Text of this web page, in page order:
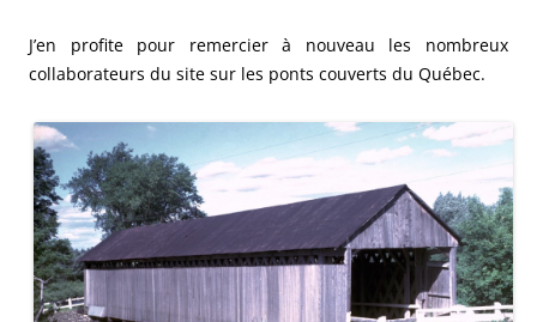
J’en profite pour remercier à nouveau les nombreux
collaborateurs du site sur les ponts couverts du Québec.